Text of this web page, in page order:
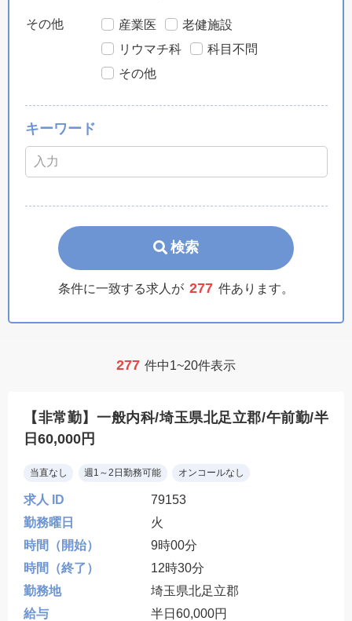
その他 産業医
老健施設
リウマチ科
科目不問
その他
キーワード
検索
条件に一致する求人が 277 件あります。
277 件中1~20件表示
【非常勤】一般内科/埼玉県北足立郡/午前勤/半
日60,000円
当直なし 週1～2日勤務可能 オンコールなし
求人 ID
79153
勤務曜日
火
時間（開始）
9時00分
時間（終了）
12時30分
勤務地
埼玉県北足立郡
給与
半日60,000円